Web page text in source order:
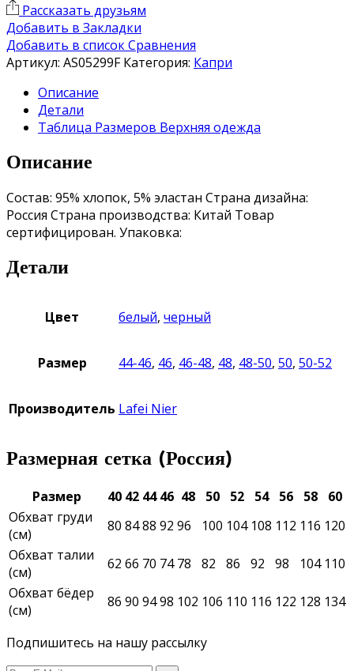
Рассказать друзьям
Добавить в Закладки
Добавить в список Сравнения
Артикул: AS05299F Категория: Капри
Описание
Детали
Таблица Размеров Верхняя одежда
Описание
Состав: 95% хлопок, 5% эластан Страна дизайна:
Россия Страна производства: Китай Товар
сертифицирован. Упаковка:
Детали
Цвет белый, черный
Размер 44-46, 46, 46-48, 48, 48-50, 50, 50-52
Производитель Lafei Nier
Размерная сетка (Россия)
Размер 40 42 44 46 48 50 52 54 56 58
60
Обхват груди
(см)
80 8488 92 96 100 104 108 112 116 120
Обхват талии
(см)
62 66 70 74 78 82 86 92 98 104 110
Обхват бёдер
(см)
86 90 9498 102 106 110 116 122 128 134
Подпишитесь на нашу рассылку